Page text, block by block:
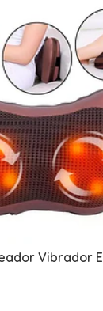
Vibrador